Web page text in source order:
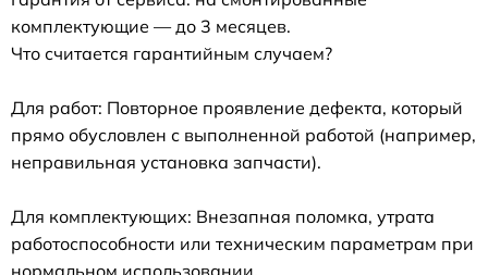
комплектующие — до 3 месяцев.
Что считается гарантийным случаем?
Для работ: Повторное проявление дефекта, который
прямо обусловлен с выполненной работой (например,
неправильная установка запчасти).
Для комплектующих: Внезапная поломка, утрата
работоспособности или техническим параметрам при
нормальном использовании.